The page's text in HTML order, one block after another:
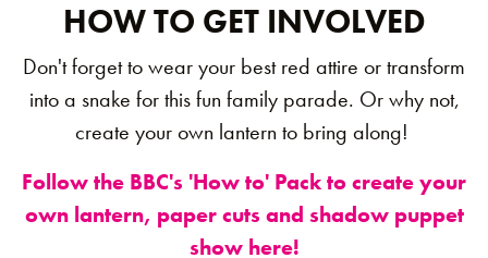
HOW TO GET INVOLVED
Don't forget to wear your best red attire or transform
into a snake for this fun family parade. Or why not,
create your own lantern to bring along!
Follow the BBC's 'How to' Pack to create your
own lantern, paper cuts and shadow puppet
show here!